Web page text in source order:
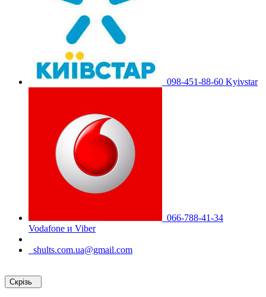
098-451-88-60 Kyivstar
066-788-41-34
Vodafone и Viber
shults.com.ua@gmail.com
Скрізь